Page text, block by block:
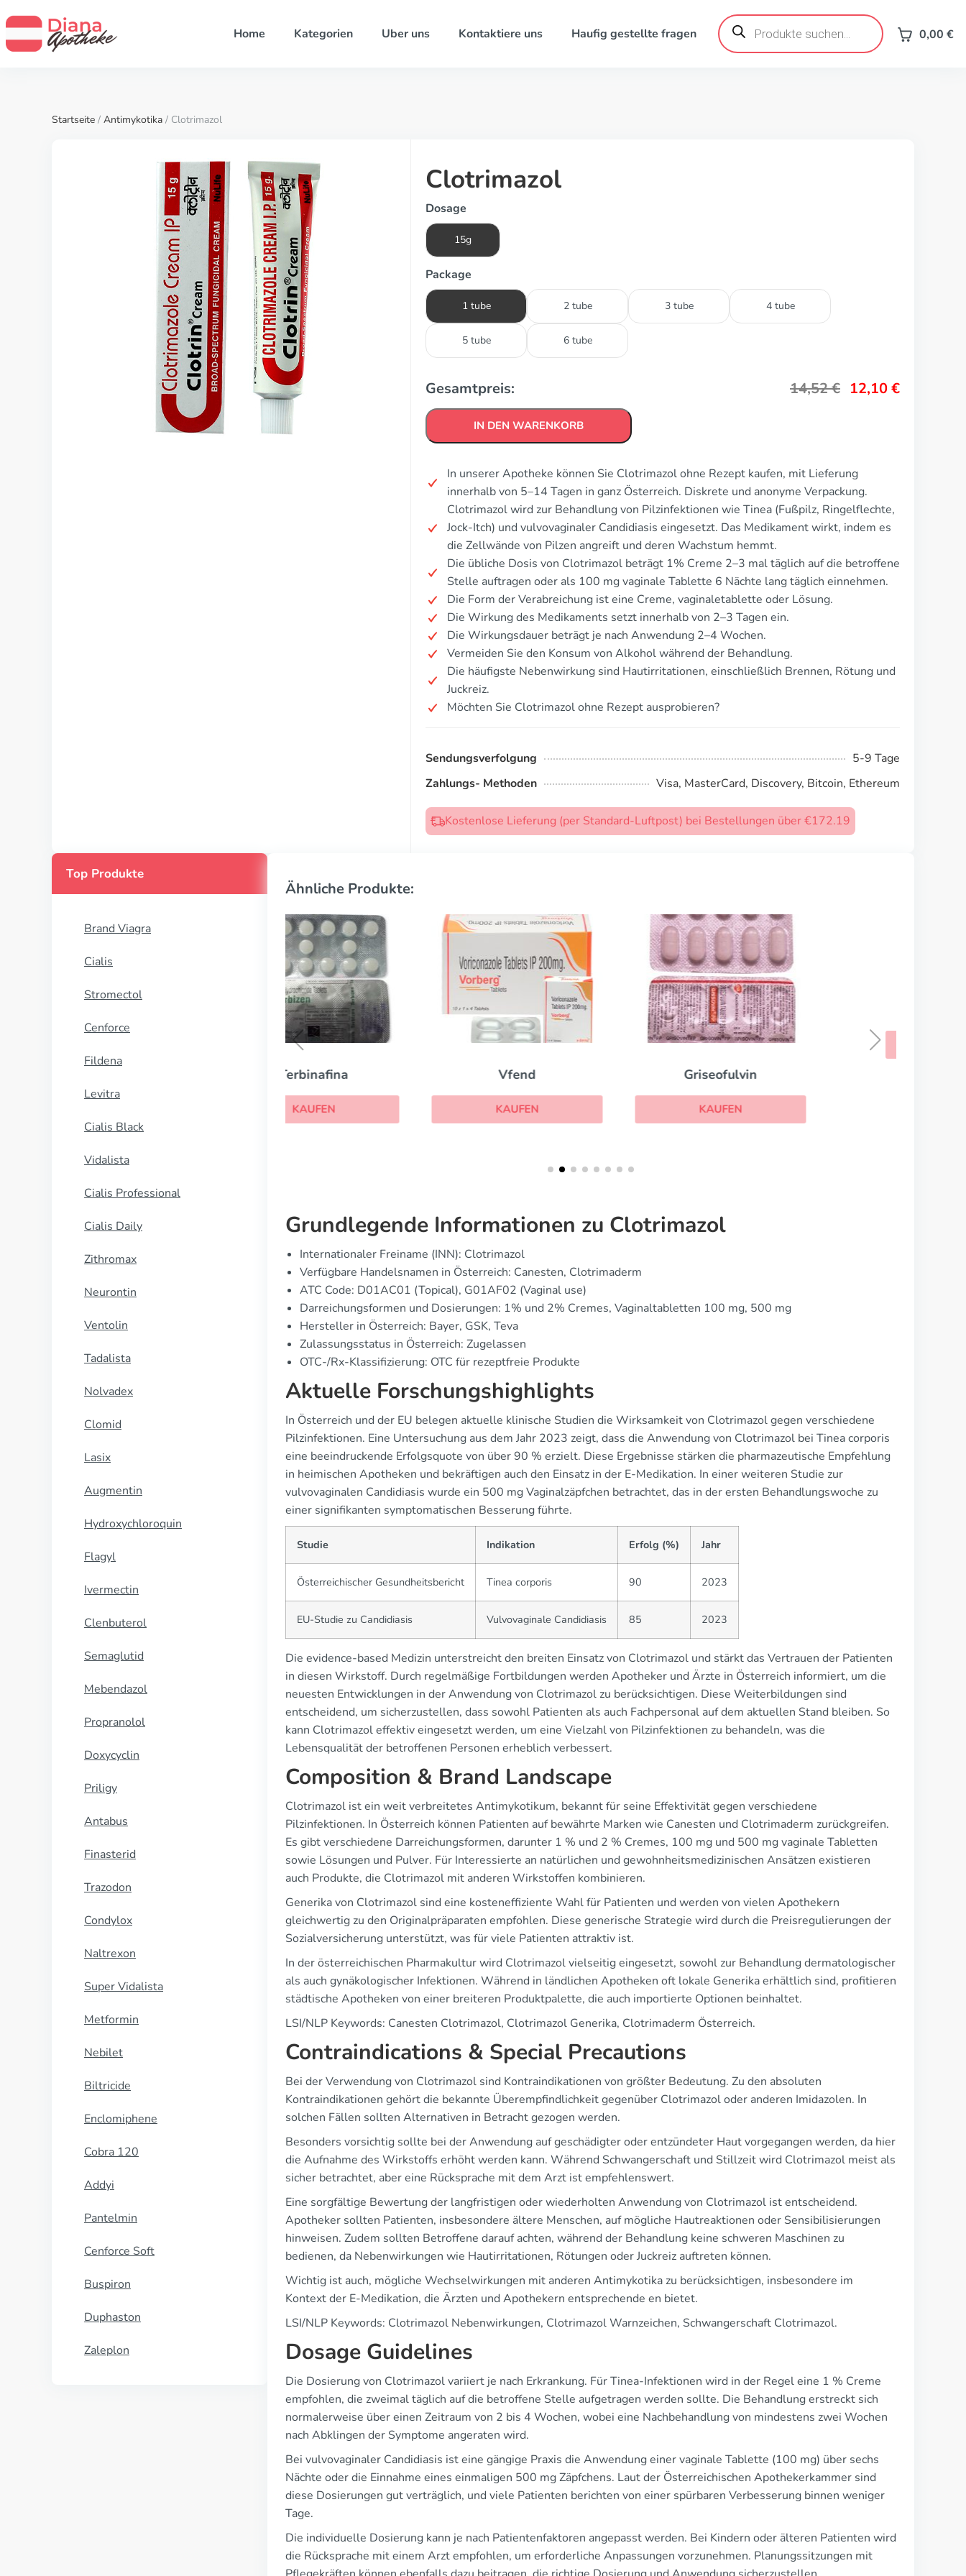
Home Kategorien Uber uns Kontaktiere uns Haufig gestellte fragen
Products
search 0,00 €
Startseite / Antimykotika / Clotrimazol
Clotrimazol
Dosage
15g
Package
1 tube 2 tube 3 tube 4 tube
5 tube 6 tube
Gesamtpreis: 14,52€ 12,10€
IN DEN WARENKORB
In unserer Apotheke können Sie Clotrimazol ohne Rezept kaufen, mit Lieferung
innerhalb von 5–14 Tagen in ganz Österreich. Diskrete und anonyme Verpackung.
Clotrimazol wird zur Behandlung von Pilzinfektionen wie Tinea (Fußpilz, Ringelflechte,
Jock-Itch) und vulvovaginaler Candidiasis eingesetzt. Das Medikament wirkt, indem es
die Zellwände von Pilzen angreift und deren Wachstum hemmt.
Die übliche Dosis von Clotrimazol beträgt 1% Creme 2–3 mal täglich auf die betroffene
Stelle auftragen oder als 100 mg vaginale Tablette 6 Nächte lang täglich einnehmen.
Die Form der Verabreichung ist eine Creme, vaginaletablette oder Lösung.
Die Wirkung des Medikaments setzt innerhalb von 2–3 Tagen ein.
Die Wirkungsdauer beträgt je nach Anwendung 2–4 Wochen.
Vermeiden Sie den Konsum von Alkohol während der Behandlung.
Die häufigste Nebenwirkung sind Hautirritationen, einschließlich Brennen, Rötung und
Juckreiz.
Möchten Sie Clotrimazol ohne Rezept ausprobieren?
Sendungsverfolgung
5-9 Tage
Zahlungs- Methoden
Visa, MasterCard, Discovery, Bitcoin, Ethereum
Kostenlose Lieferung (per Standard-Luftpost) bei Bestellungen über €172.19
Top Produkte
Brand Viagra
Cialis
Stromectol
Cenforce
Fildena
Levitra
Cialis Black
Vidalista
Cialis Professional
Cialis Daily
Zithromax
Neurontin
Ventolin
Tadalista
Nolvadex
Clomid
Lasix
Augmentin
Hydroxychloroquin
Flagyl
Ivermectin
Clenbuterol
Semaglutid
Mebendazol
Propranolol
Doxycyclin
Priligy
Antabus
Finasterid
Trazodon
Condylox
Naltrexon
Super Vidalista
Metformin
Nebilet
Biltricide
Enclomiphene
Cobra 120
Addyi
Pantelmin
Cenforce Soft
Buspiron
Duphaston
Zaleplon
Ähnliche Produkte:
Lamisil
KAUFEN
Grundlegende Informationen zu Clotrimazol
Internationaler Freiname (INN): Clotrimazol
Verfügbare Handelsnamen in Österreich: Canesten, Clotrimaderm
ATC Code: D01AC01 (Topical), G01AF02 (Vaginal use)
Darreichungsformen und Dosierungen: 1% und 2% Cremes, Vaginaltabletten 100 mg, 500 mg
Hersteller in Österreich: Bayer, GSK, Teva
Zulassungsstatus in Österreich: Zugelassen
OTC-/Rx-Klassifizierung: OTC für rezeptfreie Produkte
Aktuelle Forschungshighlights
In Österreich und der EU belegen aktuelle klinische Studien die Wirksamkeit von Clotrimazol gegen verschiedene
Pilzinfektionen. Eine Untersuchung aus dem Jahr 2023 zeigt, dass die Anwendung von Clotrimazol bei Tinea corporis
eine beeindruckende Erfolgsquote von über 90 % erzielt. Diese Ergebnisse stärken die pharmazeutische Empfehlung
in heimischen Apotheken und bekräftigen auch den Einsatz in der E-Medikation. In einer weiteren Studie zur
vulvovaginalen Candidiasis wurde ein 500 mg Vaginalzäpfchen betrachtet, das in der ersten Behandlungswoche zu
einer signifikanten symptomatischen Besserung führte.
Studie Indikation Erfolg (%) Jahr
Österreichischer Gesundheitsbericht Tinea corporis 90 2023
EU-Studie zu Candidiasis Vulvovaginale Candidiasis 85 2023
Die evidence-based Medizin unterstreicht den breiten Einsatz von Clotrimazol und stärkt das Vertrauen der Patienten
in diesen Wirkstoff. Durch regelmäßige Fortbildungen werden Apotheker und Ärzte in Österreich informiert, um die
neuesten Entwicklungen in der Anwendung von Clotrimazol zu berücksichtigen. Diese Weiterbildungen sind
entscheidend, um sicherzustellen, dass sowohl Patienten als auch Fachpersonal auf dem aktuellen Stand bleiben. So
kann Clotrimazol effektiv eingesetzt werden, um eine Vielzahl von Pilzinfektionen zu behandeln, was die
Lebensqualität der betroffenen Personen erheblich verbessert.
Composition & Brand Landscape
Clotrimazol ist ein weit verbreitetes Antimykotikum, bekannt für seine Effektivität gegen verschiedene
Pilzinfektionen. In Österreich können Patienten auf bewährte Marken wie Canesten und Clotrimaderm zurückgreifen.
Es gibt verschiedene Darreichungsformen, darunter 1 % und 2 % Cremes, 100 mg und 500 mg vaginale Tabletten
sowie Lösungen und Pulver. Für Interessierte an natürlichen und gewohnheitsmedizinischen Ansätzen existieren
auch Produkte, die Clotrimazol mit anderen Wirkstoffen kombinieren.
Generika von Clotrimazol sind eine kosteneffiziente Wahl für Patienten und werden von vielen Apothekern
gleichwertig zu den Originalpräparaten empfohlen. Diese generische Strategie wird durch die Preisregulierungen der
Sozialversicherung unterstützt, was für viele Patienten attraktiv ist.
In der österreichischen Pharmakultur wird Clotrimazol vielseitig eingesetzt, sowohl zur Behandlung dermatologischer
als auch gynäkologischer Infektionen. Während in ländlichen Apotheken oft lokale Generika erhältlich sind, profitieren
städtische Apotheken von einer breiteren Produktpalette, die auch importierte Optionen beinhaltet.
LSI/NLP Keywords: Canesten Clotrimazol, Clotrimazol Generika, Clotrimaderm Österreich.
Contraindications & Special Precautions
Bei der Verwendung von Clotrimazol sind Kontraindikationen von größter Bedeutung. Zu den absoluten
Kontraindikationen gehört die bekannte Überempfindlichkeit gegenüber Clotrimazol oder anderen Imidazolen. In
solchen Fällen sollten Alternativen in Betracht gezogen werden.
Besonders vorsichtig sollte bei der Anwendung auf geschädigter oder entzündeter Haut vorgegangen werden, da hier
die Aufnahme des Wirkstoffs erhöht werden kann. Während Schwangerschaft und Stillzeit wird Clotrimazol meist als
sicher betrachtet, aber eine Rücksprache mit dem Arzt ist empfehlenswert.
Eine sorgfältige Bewertung der langfristigen oder wiederholten Anwendung von Clotrimazol ist entscheidend.
Apotheker sollten Patienten, insbesondere ältere Menschen, auf mögliche Hautreaktionen oder Sensibilisierungen
hinweisen. Zudem sollten Betroffene darauf achten, während der Behandlung keine schweren Maschinen zu
bedienen, da Nebenwirkungen wie Hautirritationen, Rötungen oder Juckreiz auftreten können.
Wichtig ist auch, mögliche Wechselwirkungen mit anderen Antimykotika zu berücksichtigen, insbesondere im
Kontext der E-Medikation, die Ärzten und Apothekern entsprechende en bietet.
LSI/NLP Keywords: Clotrimazol Nebenwirkungen, Clotrimazol Warnzeichen, Schwangerschaft Clotrimazol.
Dosage Guidelines
Die Dosierung von Clotrimazol variiert je nach Erkrankung. Für Tinea-Infektionen wird in der Regel eine 1 % Creme
empfohlen, die zweimal täglich auf die betroffene Stelle aufgetragen werden sollte. Die Behandlung erstreckt sich
normalerweise über einen Zeitraum von 2 bis 4 Wochen, wobei eine Nachbehandlung von mindestens zwei Wochen
nach Abklingen der Symptome angeraten wird.
Bei vulvovaginaler Candidiasis ist eine gängige Praxis die Anwendung einer vaginale Tablette (100 mg) über sechs
Nächte oder die Einnahme eines einmaligen 500 mg Zäpfchens. Laut der Österreichischen Apothekerkammer sind
diese Dosierungen gut verträglich, und viele Patienten berichten von einer spürbaren Verbesserung binnen weniger
Tage.
Die individuelle Dosierung kann je nach Patientenfaktoren angepasst werden. Bei Kindern oder älteren Patienten wird
die Rücksprache mit einem Arzt empfohlen, um erforderliche Anpassungen vorzunehmen. Planungssitzungen mit